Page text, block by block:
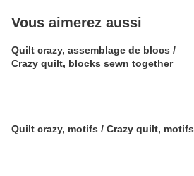
Vous aimerez aussi
Quilt crazy, assemblage de blocs /
Crazy quilt, blocks sewn together
Quilt crazy, motifs / Crazy quilt, motifs